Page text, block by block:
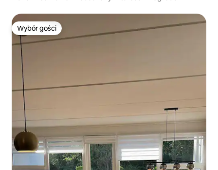
Wybór gości
Wybór gości